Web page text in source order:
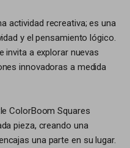
actividad recreativa; es una
y el pensamiento lógico.
invita a explorar nuevas
innovadoras a medida
ColorBoom Squares
pieza, creando una
una parte en su lugar.